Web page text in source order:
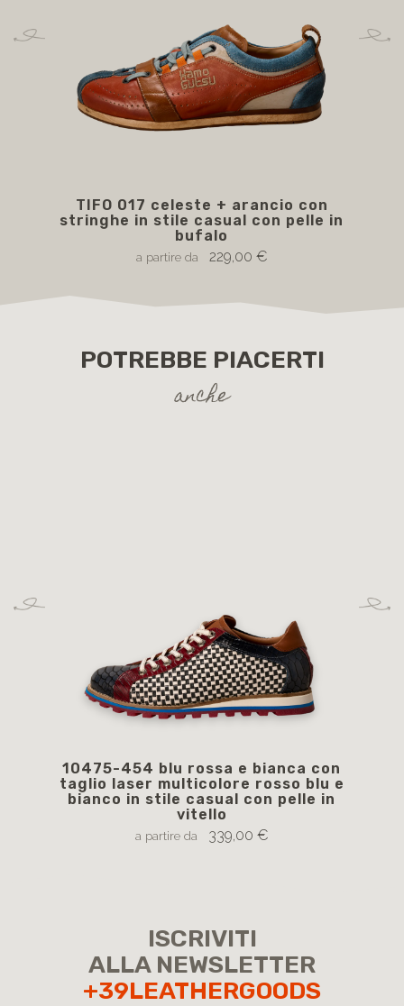
TIFO 017 celeste + arancio con
stringhe in stile casual con pelle in
bufalo
a partire da 229,00 €
POTREBBE PIACERTI
anche
10475-454 blu rossa e bianca con
taglio laser multicolore rosso blu e
bianco in stile casual con pelle in
vitello
a partire da 339,00 €
ISCRIVITI
ALLA NEWSLETTER
+39LEATHERGOODS